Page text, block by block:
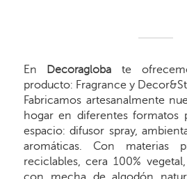
En Decoragloba te
producto: Fragrance y
Fabricamos artesanalmente
hogar en diferentes formatos
espacio: difusor spray,
aromáticas. Con materias
reciclables, cera 100%